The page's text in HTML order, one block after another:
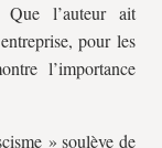
Que l’auteur ait
pour les
l’importance
» soulève de